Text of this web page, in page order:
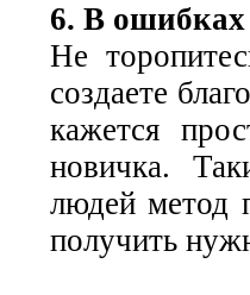
6. В ошибках
Не
создаете
кажется
новичка.
людей метод
получить